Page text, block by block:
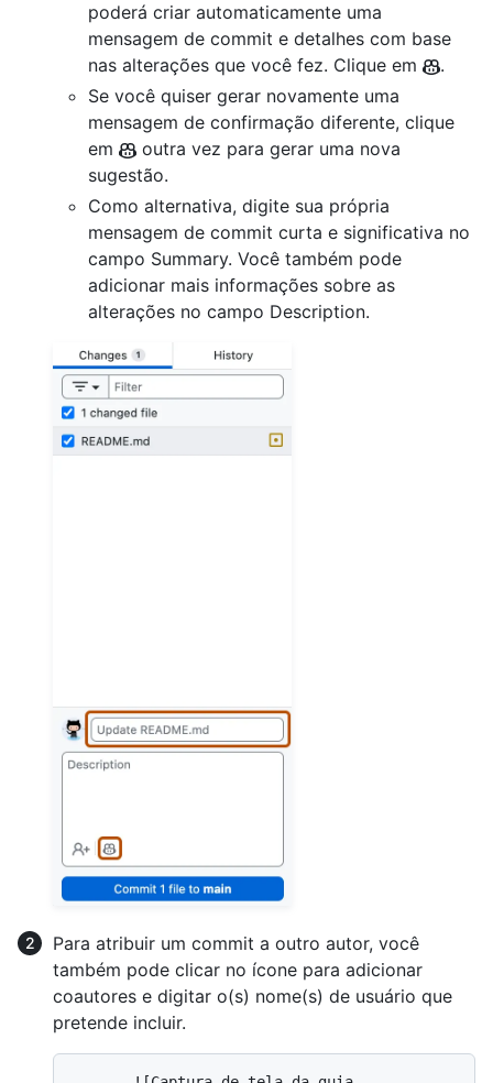
poderá criar automaticamente uma
mensagem de commit e detalhes com base
nas alterações que você fez. Clique em
.
Se você quiser gerar novamente uma
mensagem de confirmação diferente, clique
em
outra vez para gerar uma nova
sugestão.
Como alternativa, digite sua própria
mensagem de commit curta e significativa no
campo Summary. Você também pode
adicionar mais informações sobre as
alterações no campo Description.
Para atribuir um commit a outro autor, você
também pode clicar no ícone para adicionar
coautores e digitar o(s) nome(s) de usuário que
pretende incluir.